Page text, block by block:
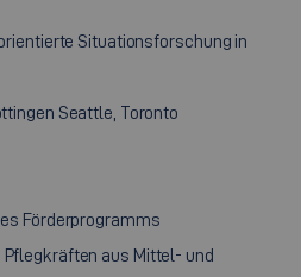
Situationsforschung in
Seattle, Toronto
Förderprogramms
Pflegkräften aus Mittel- und